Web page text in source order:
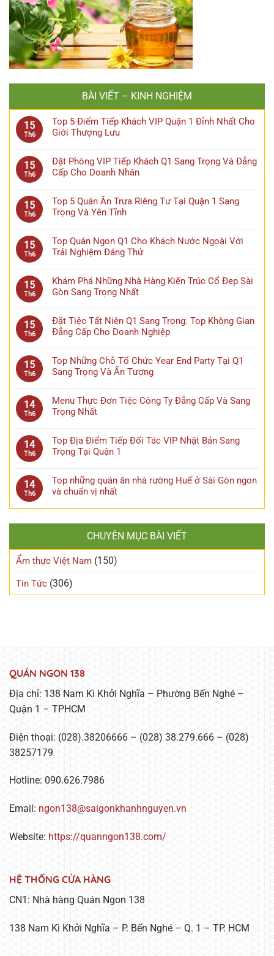
BÀI VIẾT – KINH NGHIỆM
15
Th6
Top 5 Điểm Tiếp Khách VIP Quận 1 Đỉnh Nhất Cho
Giới Thượng Lưu
15
Th6
Đặt Phòng VIP Tiếp Khách Q1 Sang Trọng Và Đẳng
Cấp Cho Doanh Nhân
15
Th6
Top 5 Quán Ăn Trưa Riêng Tư Tại Quận 1 Sang
Trọng Và Yên Tĩnh
15
Th6
Top Quán Ngon Q1 Cho Khách Nước Ngoài Với
Trải Nghiệm Đáng Thử
15
Th6
Khám Phá Những Nhà Hàng Kiến Trúc Cổ Đẹp Sài
Gòn Sang Trọng Nhất
15
Th6
Đặt Tiệc Tất Niên Q1 Sang Trọng: Top Không Gian
Đẳng Cấp Cho Doanh Nghiệp
15
Th6
Top Những Chỗ Tổ Chức Year End Party Tại Q1
Sang Trọng Và Ấn Tượng
14
Th6
Menu Thực Đơn Tiệc Công Ty Đẳng Cấp Và Sang
Trọng Nhất
14
Th6
Top Địa Điểm Tiếp Đối Tác VIP Nhật Bản Sang
Trọng Tại Quận 1
14
Th6
Top những quán ăn nhà rường Huế ở Sài Gòn ngon
và chuẩn vị nhất
CHUYÊN MỤC BÀI VIẾT
Ẩm thực Việt Nam (150)
Tin Tức (306)
QUÁN NGON 138
Địa chỉ: 138 Nam Kì Khởi Nghĩa – Phường Bến Nghé –
Quận 1 – TPHCM
Điện thoại: (028).38206666 – (028) 38.279.666 – (028)
38257179
Hotline: 090.626.7986
Email: ngon138@saigonkhanhnguyen.vn
Website: https://quanngon138.com/
HỆ THỐNG CỬA HÀNG
CN1: Nhà hàng Quán Ngon 138
138 Nam Kì Khởi Nghĩa – P. Bến Nghé – Q. 1 – TP. HCM